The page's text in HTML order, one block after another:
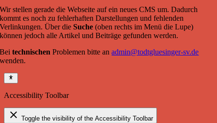
Wir stellen gerade die Webseite auf ein neues CMS um. Dadurch
kommt es noch zu fehlerhaften Darstellungen und fehlenden
Verlinkungen. Über dieSuche (oben rechts im Menü die Lupe)
können jedoch alle Artikel und Beiträge gefunden werden.
Beitechnischen Problemen bitte anadmin@todtgluesinger-sv.de
wenden.
Accessibility Toolbar
close Toggle the visibility of the Accessibility Toolbar